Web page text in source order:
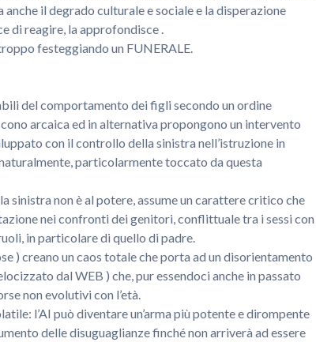
il degrado culturale e sociale e la disperazione
di reagire, la approfondisce .
festeggiando un FUNERALE.
del comportamento dei figli secondo un ordine
arcaica ed in alternativa propongono un intervento
con il controllo della sinistra nell’istruzione in
particolarmente toccato da questa
sinistra non è al potere, assume un carattere critico che
nei confronti dei genitori, conflittuale tra i sessi con
in particolare di quello di padre.
) creano un caos totale che porta ad un disorientamento
dal WEB ) che, pur essendoci anche in passato
non evolutivi con l’età.
l’AI può diventare un’arma più potente e dirompente
delle disuguaglianze finché non arriverà ad essere